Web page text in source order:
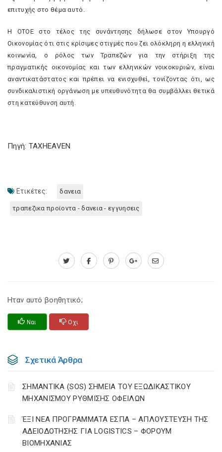
επιτυχής στο θέμα αυτό.
Η ΟΤΟΕ στο τέλος της συνάντησης δήλωσε στον Υπουργό
Οικονομίας ότι στις κρίσιμες στιγμές που ζει ολόκληρη η ελληνική
κοινωνία, ο ρόλος των Τραπεζών για την στήριξη της
πραγματικής οικονομίας και των ελληνικών νοικοκυριών, είναι
αναντικατάστατος και πρέπει να ενισχυθεί, τονίζοντας ότι, ως
συνδικαλιστική οργάνωση με υπευθυνότητα θα συμβάλλει θετικά
στη κατεύθυνση αυτή.
Πηγή: TAXHEAVEN
Ετικέτες: δανεια
τραπεζικα προϊοντα - δανεια - εγγυησεις
Ηταν αυτό βοηθητικό;
Ναι Οχι
Σχετικά Άρθρα
ΣΗΜΑΝΤΙΚΑ (SOS) ΣΗΜΕΙΑ ΤΟΥ ΕΞΩΔΙΚΑΣΤΙΚΟΥ
ΜΗΧΑΝΙΣΜΟΥ ΡΥΘΜΙΣΗΣ ΟΦΕΙΛΩΝ
ΈΞΙ ΝΕΑ ΠΡΟΓΡΑΜΜΑΤΑ ΕΣΠΑ – AΠΛΟΥΣΤΕΥΣΗ ΤΗΣ
ΑΔΕΙΟΔΟΤΗΣΗΣ ΓΙΑ LOGISTICS – ΦΟΡΟΥΜ
ΒΙΟΜΗΧΑΝΙΑΣ